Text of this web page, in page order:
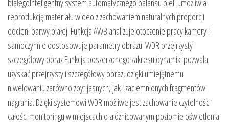
białegoInteligentny system automatycznego balansu bieli umożliwia
reprodukcję materiału wideo z zachowaniem naturalnych proporcji
odcieni barwy białej. Funkcja AWB analizuje otoczenie pracy kamery i
samoczynnie dostosowuje parametry obrazu. WDR przejrzysty i
szczegółowy obraz Funkcja poszerzonego zakresu dynamiki pozwala
uzyskać przejrzysty i szczegółowy obraz, dzięki umiejętnemu
niwelowaniu zarówno zbyt jasnych, jak i zaciemnionych fragmentów
nagrania. Dzięki systemowi WDR możliwe jest zachowanie czytelności
całości monitoringu w miejscach o zróżnicowanym poziomie oświetlenia